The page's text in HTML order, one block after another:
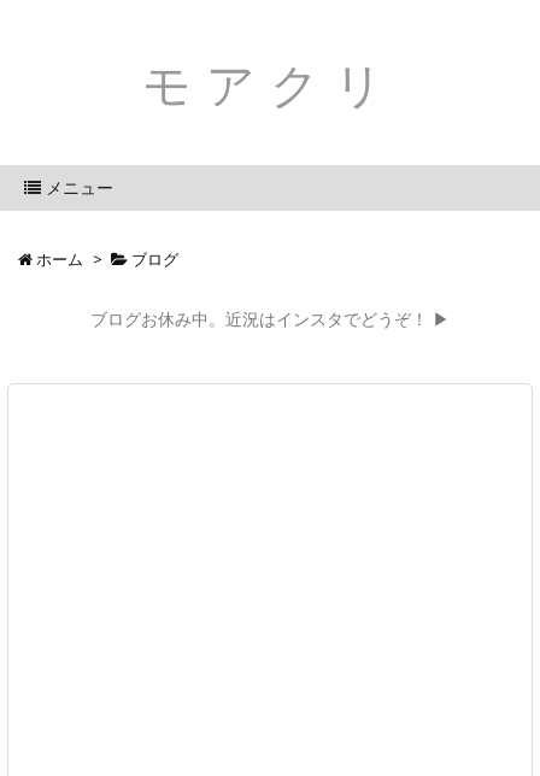
モアクリ
メニュー
ホーム > ブログ
ブログお休み中。近況はインスタでどうぞ！ ▶